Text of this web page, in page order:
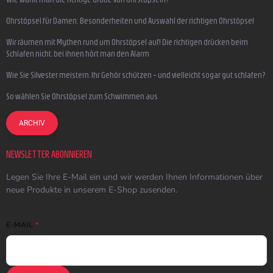
Ohrstöpsel für Damen: Besonderheiten und Auswahl der richtigen Ohrstöpsel
Wir räumen mit Mythen rund um Ohrstöpsel auf! Die richtigen drücken beim
Schlafen nicht, bei ihnen hört man den Alarm
Wie Sie Silvester meistern, Ihr Gehör schützen – und vielleicht sogar gut schlafen?
So wählen Sie Ohrstöpsel zum Schwimmen aus
ARCHIV
NEWSLETTER ABONNIEREN
Legen Sie Ihre E-Mail ein und wir werden Ihnen Informationen über
neue Produkte in unserem E-Shop zusenden.
E-MAIL